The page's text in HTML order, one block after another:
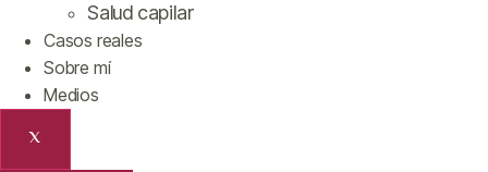
Salud capilar
Casos reales
Sobre mí
Medios
X